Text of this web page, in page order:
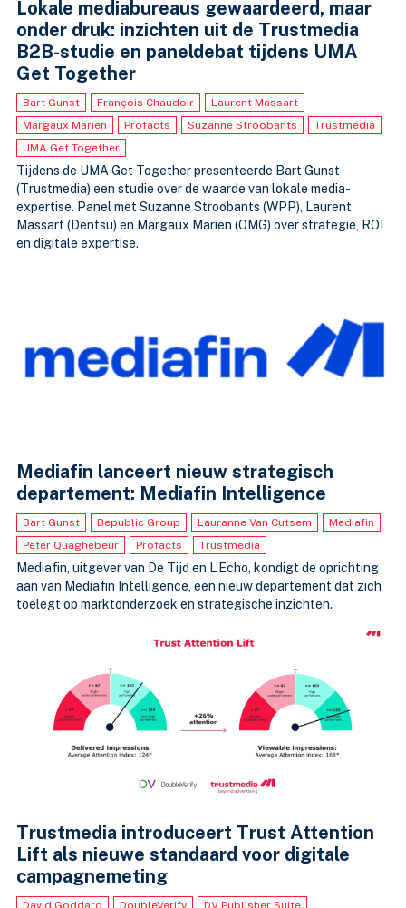
Lokale mediabureaus gewaardeerd, maar
onder druk: inzichten uit de Trustmedia
B2B-studie en paneldebat tijdens UMA
Get Together
Bart Gunst François Chaudoir
Laurent Massart
Margaux Marien
Profacts Suzanne Stroobants
Trustmedia
UMA Get Together
Tijdens de UMA Get Together presenteerde Bart Gunst
(Trustmedia) een studie over de waarde van lokale media-
expertise. Panel met Suzanne Stroobants (WPP), Laurent
Massart (Dentsu) en Margaux Marien (OMG) over strategie, ROI
en digitale expertise.
Mediafin lanceert nieuw strategisch
departement: Mediafin Intelligence
Bart Gunst Bepublic Group Lauranne Van Cutsem
Mediafin
Peter Quaghebeur
Profacts Trustmedia
Mediafin, uitgever van De Tijd en L’Echo, kondigt de oprichting
aan van Mediafin Intelligence, een nieuw departement dat zich
toelegt op marktonderzoek en strategische inzichten.
Trustmedia introduceert Trust Attention
Lift als nieuwe standaard voor digitale
campagnemeting